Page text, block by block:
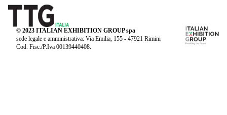
© 2023 ITALIAN EXHIBITION GROUP spa
sede legale e amministrativa: Via Emilia, 155 - 47921 Rimini
Cod. Fisc./P.Iva 00139440408.